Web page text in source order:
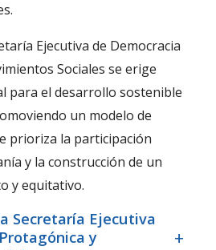
Ejecutiva de Democracia
Sociales se erige
para el desarrollo sostenible
un modelo de
prioriza la participación
y la construcción de un
y equitativo.
Secretaría Ejecutiva
y